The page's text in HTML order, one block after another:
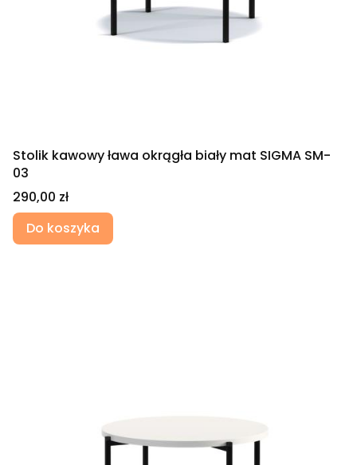
Stolik kawowy ława okrągła biały mat SIGMA SM-
03
Cena
290,00 zł
Do koszyka